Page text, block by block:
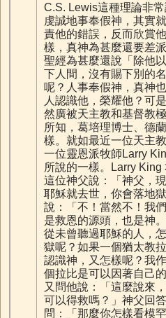
C.S. Lewis這種理論非
虔誠地事奉假神，其實
責他的錯誤，反而欣賞
樣，真神為甚麼還要差
聖經為甚麼還說「除他
下人間，沒有賜下別的
呢？人事奉假神，真神
人認識他，榮耀他？可
然廣被天主教和基督教
所知，葛培理博士、德
樣。就如最近一位天主
一位靈恩派牧師Larry
所說的一樣。Larry
這位神父說：「神父，
耶穌就去世，你會落地
說：「不！當然不！我
是救恩的源頭，也是神
從未曾聽過耶穌的人，
獄呢？如果一個猶太教
認識神，又怎樣呢？我
個拉比是可以因著自己
又問他說：「這麼說來
可以得救嗎？」神父回
問：「那麼你怎樣看模